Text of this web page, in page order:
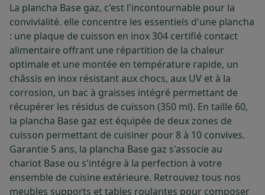
La plancha Base gaz, c'est l'incontournable pour la
convivialité. elle concentre les essentiels d'une plancha
: une plaque de cuisson en inox 304 certifié contact
alimentaire offrant une répartition de la chaleur
optimale et une montée en température rapide, un
châssis en inox résistant aux chocs, aux UV et à la
corrosion, un bac à graisses intégré permettant de
récupérer les résidus de cuisson (350 ml). En taille 60,
la plancha Base gaz est équipée de deux zones de
cuisson permettant de cuisiner pour 8 à 10 convives.
Garantie 5 ans, la plancha Base gaz s'associe au
chariot Base ou s'intégre à la perfection à votre
ensemble de cuisine extérieure. Retrouvez tous nos
meubles supports et tables roulantes pour composer